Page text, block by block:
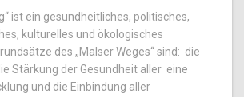
ist ein gesundheitliches, politisches,
kulturelles und ökologisches
des „Malser Weges“ sind: die
Stärkung der Gesundheit aller eine
und die Einbindung aller